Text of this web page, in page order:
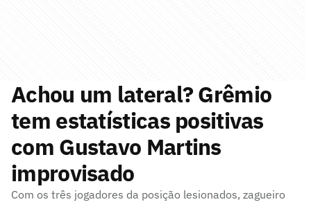
Achou um lateral? Grêmio
tem estatísticas positivas
com Gustavo Martins
improvisado
Com os três jogadores da posição lesionados, zagueiro